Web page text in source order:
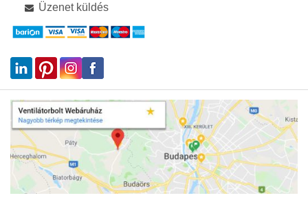
Üzenet küldés